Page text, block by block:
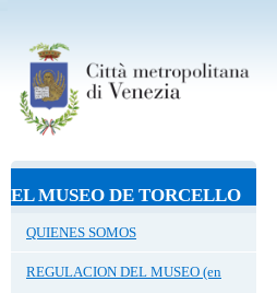
EL MUSEO DE TORCELLO
QUIENES SOMOS
REGULACION DEL MUSEO (en